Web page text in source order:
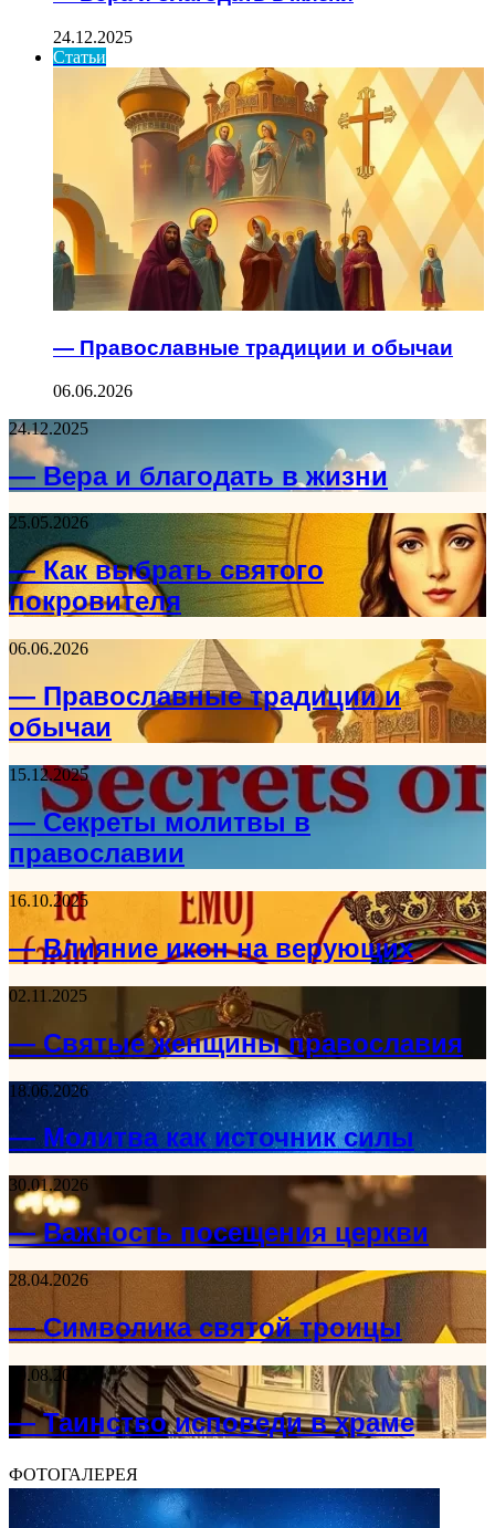
24.12.2025
Статьи
— Православные традиции и обычаи
06.06.2026
24.12.2025
— Вера и благодать в жизни
25.05.2026
— Как выбрать святого
покровителя
06.06.2026
— Православные традиции и
обычаи
15.12.2025
— Секреты молитвы в
православии
16.10.2025
— Влияние икон на верующих
02.11.2025
— Святые женщины православия
18.06.2026
— Молитва как источник силы
30.01.2026
— Важность посещения церкви
28.04.2026
— Символика святой троицы
19.08.2025
— Таинство исповеди в храме
ФОТОГАЛЕРЕЯ